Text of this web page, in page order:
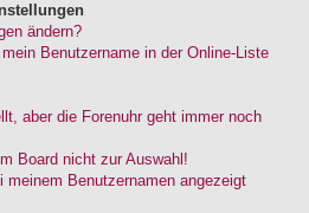
ändern?
Benutzername in der Online-Liste
aber die Forenuhr geht immer noch
Board nicht zur Auswahl!
Benutzernamen angezeigt